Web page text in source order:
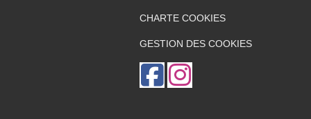
CHARTE COOKIES
GESTION DES COOKIES